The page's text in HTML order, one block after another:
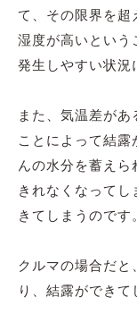
て、その限界を超
湿度が高いという
発生しやすい状況
また、気温差が
ことによって結
んの水分を蓄えら
きれなくなって
きてしまうのです。
クルマの場合だ
り、結露ができて